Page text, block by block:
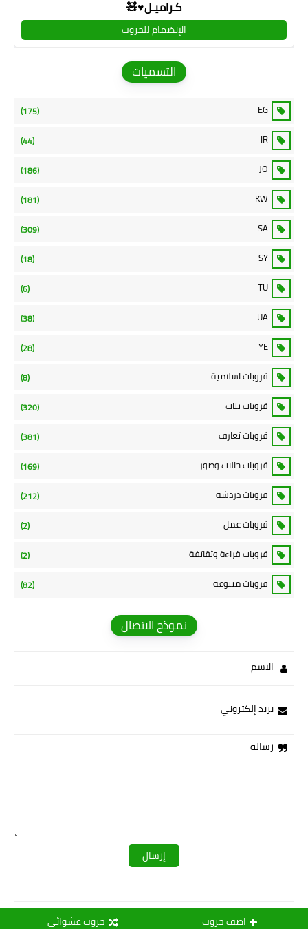
اضف جروب جروب عشوائي
كـراميـل♥🧸
الإنضمام للجروب
التسميات
EG
(175)
IR
(44)
JO
(186)
KW
(181)
SA
(309)
SY
(18)
TU
(6)
UA
(38)
YE
(28)
قروبات اسلامية (8)
قروبات بنات (320)
قروبات تعارف (381)
قروبات حالات وصور (169)
قروبات دردشة (212)
قروبات عمل (2)
قروبات قراءة وثقاتفة (2)
قروبات متنوعة (82)
نموذج الاتصال
الاسم
بريد إلكتروني
رسالة
قـــــروبات ســ💛ــيدرا